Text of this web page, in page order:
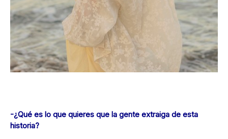
-¿Qué es lo que quieres que la gente extraiga de esta
historia?